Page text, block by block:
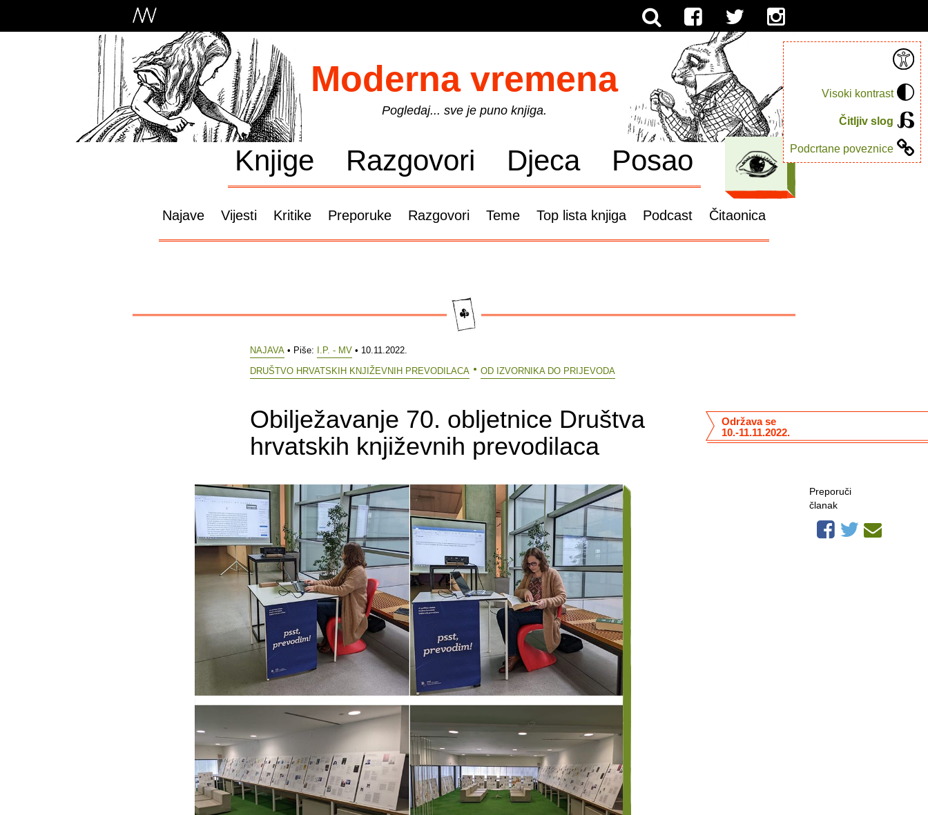
Visoki kontrast
Čitljiv slog
Podcrtane poveznice
Moderna vremena
Pogledaj... sve je puno knjiga.
Knjige Razgovori Djeca Posao
Najave Vijesti Kritike Preporuke Razgovori Teme Top lista knjiga Podcast Čitaonica
NAJAVA • Piše: I.P. - MV • 10.11.2022.
DRUŠTVO HRVATSKIH KNJIŽEVNIH PREVODILACA
OD IZVORNIKA DO PRIJEVODA
Obilježavanje 70. obljetnice Društva
hrvatskih književnih prevodilaca
Održava se
10.-11.11.2022.
Preporuči
članak